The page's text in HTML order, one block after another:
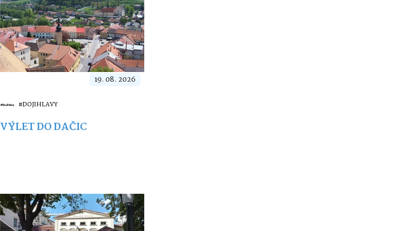
19. 08. 2026
#DOJIHLAVY
VÝLET DO DAČIC